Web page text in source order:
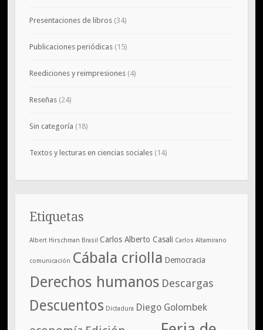
Presentaciones de libros(34)
Publicaciones periódicas(15)
Reediciones y reimpresiones(4)
Reseñas(24)
Sin categoría (18)
Textos y lecturas en ciencias sociales(14)
Etiquetas
Albert Hirschman Brasil Carlos Alberto Casali Carlos Altamirano
comunicación Cábala criolla Democracia
Derechos humanos Descargas
Descuentos Dictadura Diego Golombek